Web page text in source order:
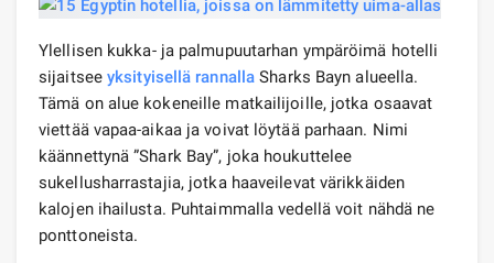
Ylellisen kukka- ja palmupuutarhan ympäröimä hotelli
sijaitsee yksityisellä rannalla Sharks Bayn alueella.
Tämä on alue kokeneille matkailijoille, jotka osaavat
viettää vapaa-aikaa ja voivat löytää parhaan. Nimi
käännettynä ”Shark Bay”, joka houkuttelee
sukellusharrastajia, jotka haaveilevat värikkäiden
kalojen ihailusta. Puhtaimmalla vedellä voit nähdä ne
ponttoneista.